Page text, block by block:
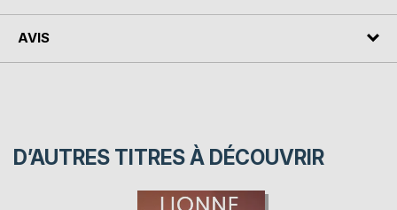
AVIS
D’AUTRES TITRES À DÉCOUVRIR